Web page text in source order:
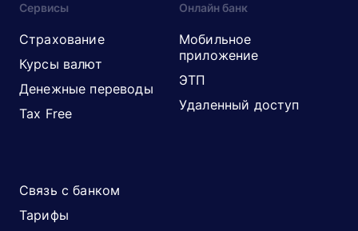
Сервисы
Страхование
Курсы валют
Денежные переводы
Tax Free
Онлайн банк
Мобильное
приложение
ЭТП
Удаленный доступ
Связь с банком
Тарифы